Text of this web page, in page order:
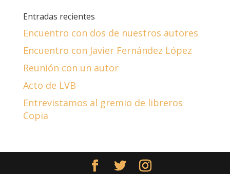
Entradas recientes
Encuentro con dos de nuestros autores
Encuentro con Javier Fernández López
Reunión con un autor
Acto de LVB
Entrevistamos al gremio de libreros
Copia